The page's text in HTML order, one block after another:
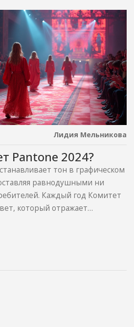
Лидия Мельникова
Pantone 2024?
тон в графическом
равнодушными ни
Каждый год Комитет
который отражает
вдохновляет креативщиков
как этот цвет создан,